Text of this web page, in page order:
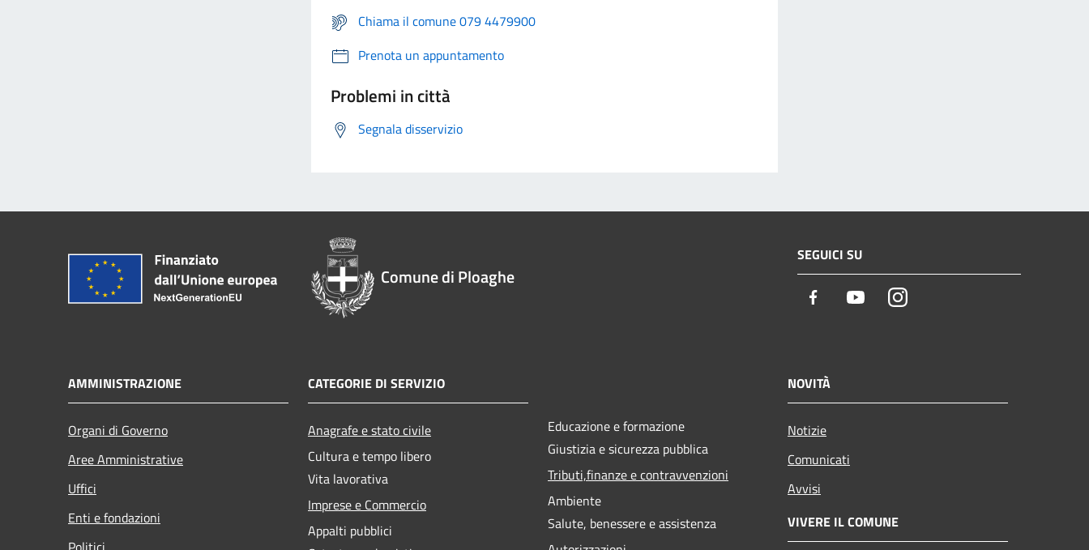
Chiama il comune 079 4479900
Prenota un appuntamento
Problemi in città
Segnala disservizio
Comune di Ploaghe
SEGUICI SU
Facebook YoutubeInstagram
AMMINISTRAZIONE
Organi di Governo
Aree Amministrative
Uffici
Enti e fondazioni
CATEGORIE DI SERVIZIO
Anagrafe e stato civile
Cultura e tempo libero
Vita lavorativa
Imprese e Commercio
Appalti pubblici
Educazione e formazione
Giustizia e sicurezza pubblica
Tributi,finanze e contravvenzioni
Ambiente
Salute, benessere e assistenza
NOVITÀ
Notizie
Comunicati
Avvisi
VIVERE IL COMUNE